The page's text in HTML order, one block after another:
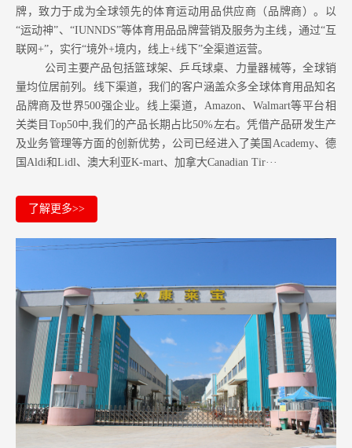
牌，致力于成为全球领先的体育运动用品供应商（品牌商）。以
“运动神”、“IUNNDS”等体育用品品牌营销及服务为主线，通过“互
联网+”，实行“境外+境内，线上+线下”全渠道运营。
公司主要产品包括篮球架、乒乓球桌、力量器械等，全球销
量均位居前列。 线下渠道，我们的客户涵盖众多全球体育用品知名
品牌商及世界500强企业。 线上渠道，Amazon、Walmart等平台相
关类目Top50中,我们的产品长期占比50%左右。凭借产品研发生产
及业务管理等方面的创新优势，公司已经进入了美国Academy、德
国Aldi和Lidl、澳大利亚K-mart、加拿大Canadian Tir···
了解更多>>